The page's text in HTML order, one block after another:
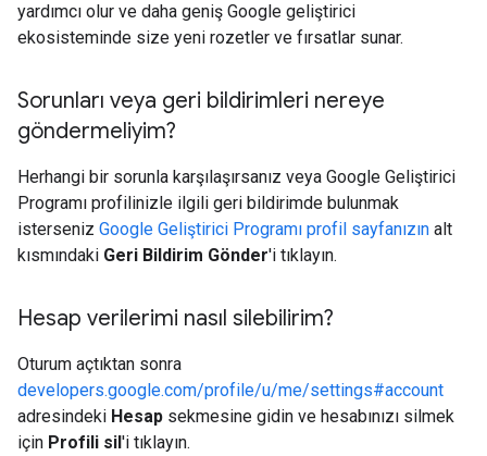
yardımcı olur ve daha geniş Google geliştirici
ekosisteminde size yeni rozetler ve fırsatlar sunar.
Sorunları veya geri bildirimleri nereye
göndermeliyim?
Herhangi bir sorunla karşılaşırsanız veya Google Geliştirici
Programı profilinizle ilgili geri bildirimde bulunmak
isterseniz Google Geliştirici Programı profil sayfanızın alt
kısmındaki Geri Bildirim Gönder'i tıklayın.
Hesap verilerimi nasıl silebilirim?
Oturum açtıktan sonra
developers.google.com/profile/u/me/settings#account
adresindeki Hesap sekmesine gidin ve hesabınızı silmek
için Profili sil'i tıklayın.